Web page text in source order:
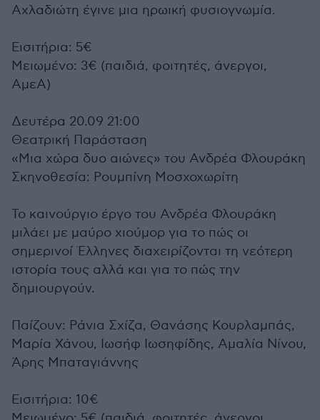
Αχλαδιώτη έγινε μια ηρωική φυσιογνωμία.
Εισιτήρια: 5€
Μειωμένο: 3€ (παιδιά, φοιτητές, άνεργοι,
ΑμεΑ)
Δευτέρα 20.09 21:00
Θεατρική Παράσταση
«Μια χώρα δυο αιώνες» του Ανδρέα Φλουράκη
Σκηνοθεσία: Ρουμπίνη Μοσχοχωρίτη
To καινούργιο έργο του Ανδρέα Φλουράκη
μιλάει με μαύρο χιούμορ για το πώς οι
σημερινοί Έλληνες διαχειρίζονται τη νεότερη
ιστορία τους αλλά και για το πώς την
δημιουργούν.
Παίζουν: Ράνια Σχίζα, Θανάσης Κουρλαμπάς,
Μαρία Χάνου, Ιωσήφ Ιωσηφίδης, Αμαλία Νίνου,
Άρης Μπαταγιάννης
Εισιτήρια: 10€